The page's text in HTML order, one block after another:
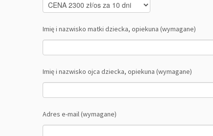
Imię i nazwisko matki dziecka, opiekuna (wymagane)
Imię i nazwisko ojca dziecka, opiekuna (wymagane)
Adres e-mail (wymagane)